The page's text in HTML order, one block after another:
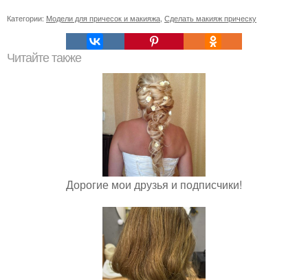
Категории: Модели для причесок и макияжа Сделать макияж прическу
Читайте также
Дорогие мои друзья и подписчики!